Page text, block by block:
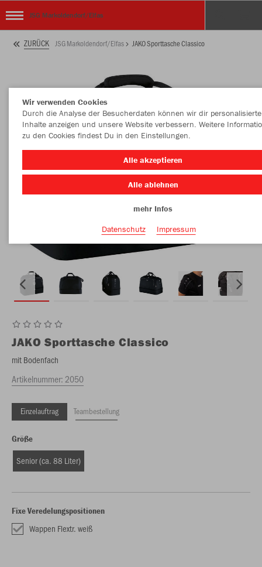
JSG Markoldendorf/Elfas
ZURÜCK JSG Markoldendorf/Elfas JAKO Sporttasche Classico
JAKO Sporttasche Classico
mit Bodenfach
Artikelnummer: 2050
Einzelauftrag Teambestellung
Größe
Senior (ca. 88 Liter)
Fixe Veredelungspositionen
Wappen Flextr. weiß
Wir verwenden Cookies
Durch die Analyse der Besucherdaten können wir dir personalisierte
Inhalte anzeigen und unsere Website verbessern. Weitere
zu den Cookies findest Du in den Einstellungen.
Alle akzeptieren
Alle ablehnen
mehr Infos
Datenschutz
Impressum